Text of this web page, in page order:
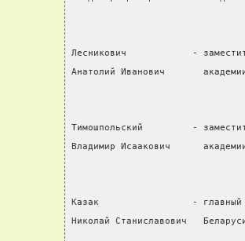
Лесникович            -
Анатолий Иванович
Тимошпольский         -
Владимир Исаакович
Казак                 - главный
Николай Станиславович